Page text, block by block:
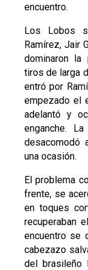
encuentro.
Los Lobos
Ramírez, Jair
dominaron
tiros de larga
entró por
empezado el
adelantó y
enganche.
desacomodó
una ocasión.
El problema
frente, se
en toques
recuperaban
encuentro se
cabezazo
del brasileño